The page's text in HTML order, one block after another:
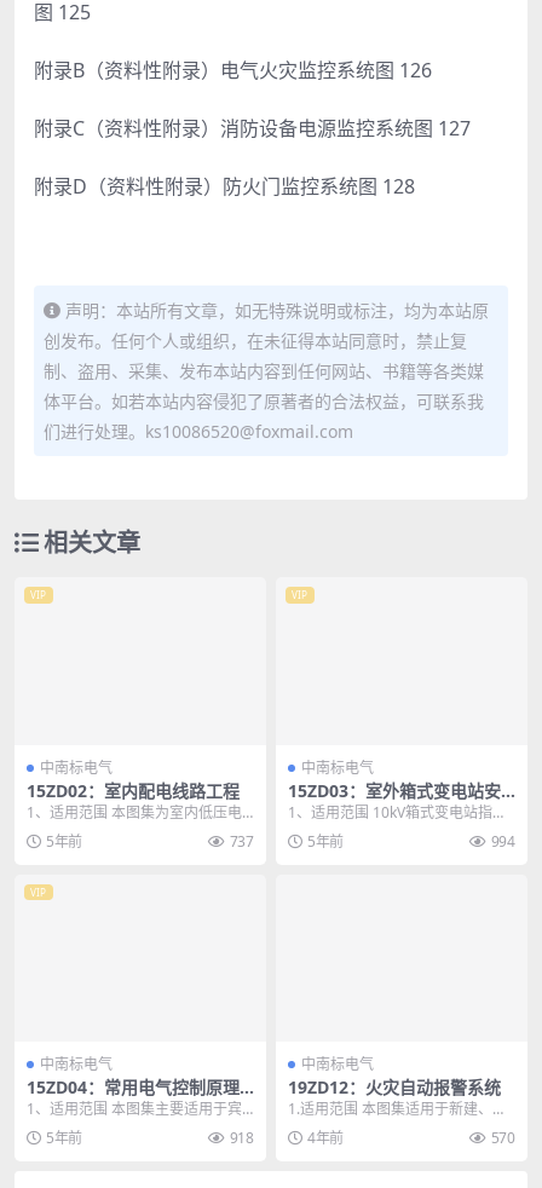
图 125
附录B（资料性附录）电气火灾监控系统图 126
附录C（资料性附录）消防设备电源监控系统图 127
附录D（资料性附录）防火门监控系统图 128
声明：本站所有文章，如无特殊说明或标注，均为本站原
创发布。任何个人或组织，在未征得本站同意时，禁止复
制、盗用、采集、发布本站内容到任何网站、书籍等各类媒
体平台。如若本站内容侵犯了原著者的合法权益，可联系我
们进行处理。ks10086520@foxmail.com
相关文章
VIP
中南标电气
15ZD02：室内配电线路工程
1、适用范围 本图集为室内低压电
气线路及相关设备的安装图集，适
用于中南地区（湖南...
5年前 737
VIP
中南标电气
15ZD03：室外箱式变电站安
装
1、适用范围 10kV箱式变电站指由1
0kV开关设备、电力变压器、低压开
关设备、...
5年前 994
VIP
中南标电气
15ZD04：常用电气控制原理
图
1、适用范围 本图集主要适用于宾
馆、综合楼、住宅、公寓、影剧
院、商场、车站、机场...
5年前 918
中南标电气
19ZD12：火灾自动报警系统
1.适用范围 本图集适用于新建、扩
建和改建的一般工业与民用建筑中
火灾自动报警系统...
4年前 570